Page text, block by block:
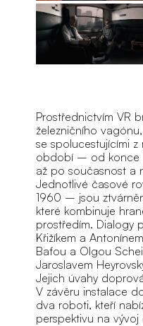
Prostřednictvím VR
železničního
se spolucestujícími z
období – od konce
až po současnost a
Jednotlivé časové
1960 – jsou
které kombinuje
prostředím. Dialogy
Křižíkem a
Baťou a Olgou
Jaroslavem
Jejich úvahy
V závěru instalace
dva roboti, kteří
perspektivu na vývoj